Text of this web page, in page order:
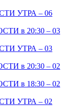
УТРА – 06
в 20:30 – 03
УТРА – 03
в 20:30 – 02
в 18:30 – 02
УТРА – 02